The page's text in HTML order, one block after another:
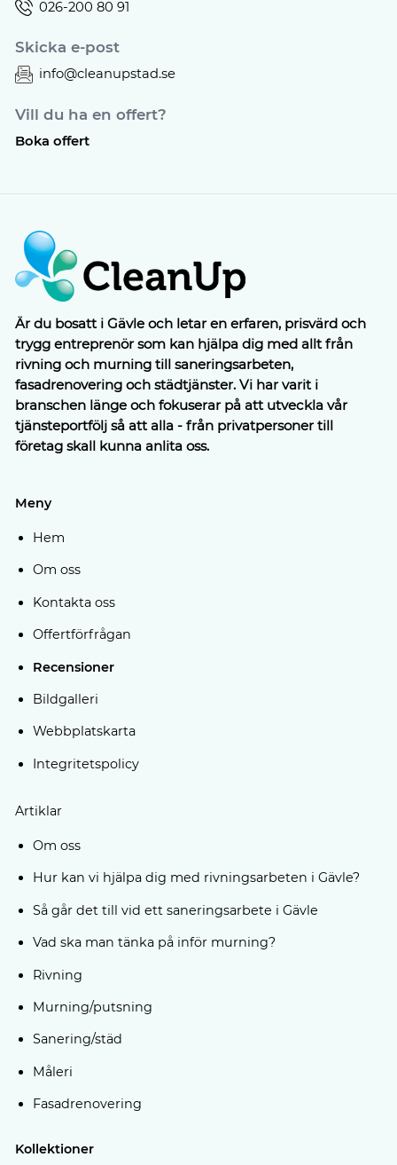
026-200 80 91
Skicka e-post
info@cleanupstad.se
Vill du ha en offert?
Boka offert
Är du bosatt i Gävle och letar en erfaren, prisvärd och
trygg entreprenör som kan hjälpa dig med allt från
rivning och murning till saneringsarbeten,
fasadrenovering och städtjänster. Vi har varit i
branschen länge och fokuserar på att utveckla vår
tjänsteportfölj så att alla - från privatpersoner till
företag skall kunna anlita oss.
Meny
Hem
Om oss
Kontakta oss
Offertförfrågan
Recensioner
Bildgalleri
Webbplatskarta
Integritetspolicy
Artiklar
Om oss
Hur kan vi hjälpa dig med rivningsarbeten i Gävle?
Så går det till vid ett saneringsarbete i Gävle
Vad ska man tänka på inför murning?
Rivning
Murning/putsning
Sanering/städ
Måleri
Fasadrenovering
Kollektioner